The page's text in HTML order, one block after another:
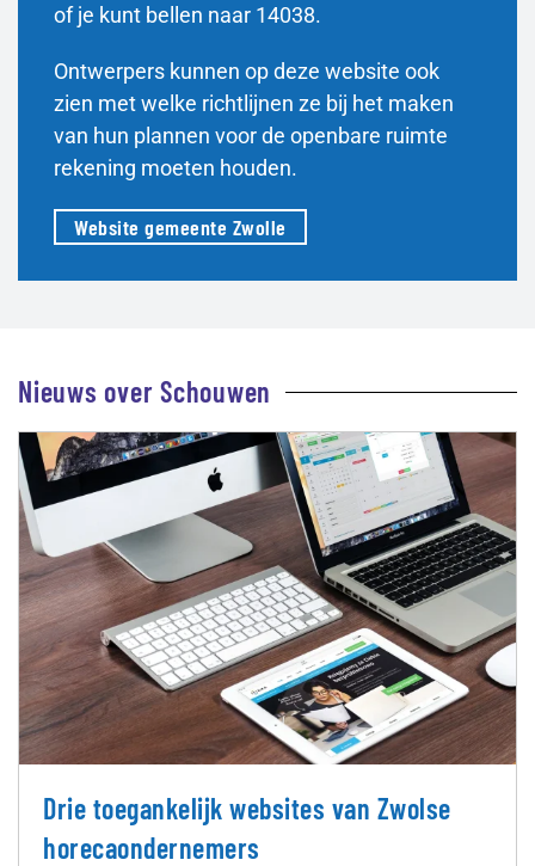
of je kunt bellen naar 14038.
Ontwerpers kunnen op deze website ook
zien met welke richtlijnen ze bij het maken
van hun plannen voor de openbare ruimte
rekening moeten houden.
Website gemeente Zwolle
Nieuws over Schouwen
Drie toegankelijk websites van Zwolse
horecaondernemers